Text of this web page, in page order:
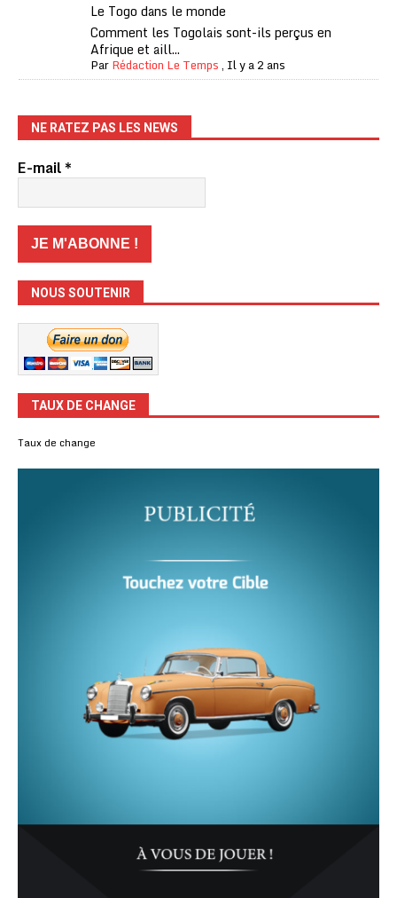
Le Togo dans le monde
Comment les Togolais sont-ils perçus en
Afrique et aill...
ParRédaction Le Temps, Il y a 2 ans
NE RATEZ PAS LES NEWS
E-mail*
NOUS SOUTENIR
TAUX DE CHANGE
Taux de change